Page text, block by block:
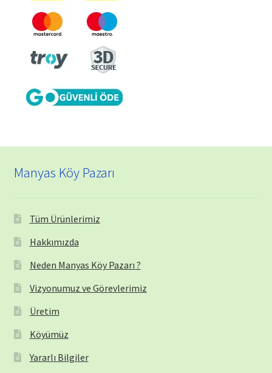
Manyas Köy Pazarı
Tüm Ürünlerimiz
Hakkımızda
Neden Manyas Köy Pazarı ?
Vizyonumuz ve Görevlerimiz
Üretim
Köyümüz
Yararlı Bilgiler